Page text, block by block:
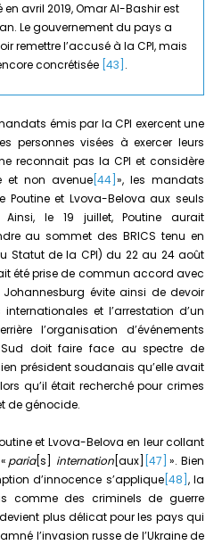
avril 2019, Omar Al-Bashir est
Le gouvernement du pays a
remettre l’accusé à la CPI, mais
concrétisée [43] .
émis par la CPI exercent une
personnes visées à exercer leurs
reconnait pas la CPI et considère
et non avenue [44] », les mandats
et Lvova-Belova aux seuls
Ainsi, le 19 juillet, Poutine aurait
au sommet des BRICS tenu en
Statut de la CPI) du 22 au 24 août
été prise de commun accord avec
évite ainsi de devoir
et l’arrestation d’un
l’organisation d’événements
Sud doit faire face au spectre de
président soudanais qu’elle avait
qu’il était recherché pour crimes
de génocide.
et Lvova-Belova en leur collant
paria[s] internation[aux] [47] ». Bien
d’innocence s’applique[48] , la
comme des criminels de guerre
plus délicat pour les pays qui
l’invasion russe de l’Ukraine de